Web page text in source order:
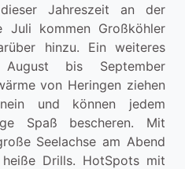
Jahreszeit an der
Juli kommen Großköhler
hinzu. Ein weiteres
bis September
von Heringen ziehen
und können jedem
Spaß bescheren. Mit
Seelachse am Abend
Drills. HotSpots mit